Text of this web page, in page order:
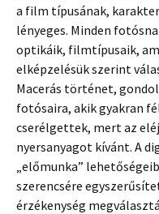
a film típusának,
lényeges. Minden
optikáik, filmtípusaik,
elképzelésük szerint
Macerás történet,
fotósaira, akik gyakran
cserélgettek, mert az
nyersanyagot kívánt. A
„előmunka”
szerencsére
érzékenység